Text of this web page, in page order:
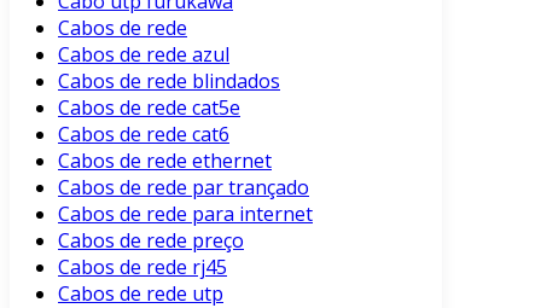
Cabos de rede
Cabos de rede azul
Cabos de rede blindados
Cabos de rede cat5e
Cabos de rede cat6
Cabos de rede ethernet
Cabos de rede par trançado
Cabos de rede para internet
Cabos de rede preço
Cabos de rede rj45
Cabos de rede utp